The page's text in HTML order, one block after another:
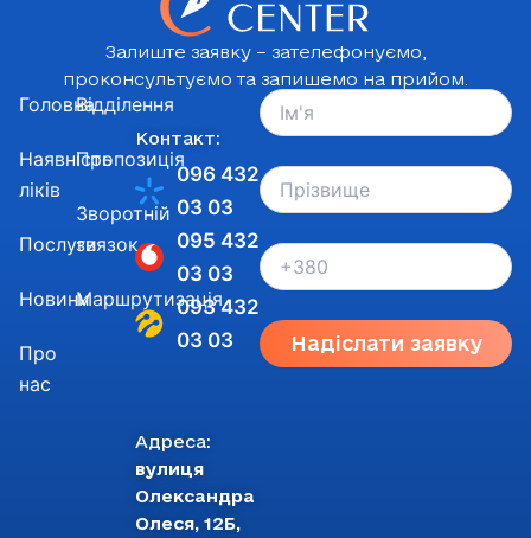
Залиште заявку – зателефонуємо,
проконсультуємо та запишемо на прийом.
Адреса:
вулиця
Олександра
Олеся, 12Б,
Контакт:
096 432
03 03
095 432
03 03
093 432
03 03
Головна
Наявність
ліків
Послуги
Новини
Про
нас
Відділення
Пропозиція
Зворотній
звязок
Маршрутизація
Надіслати заявку